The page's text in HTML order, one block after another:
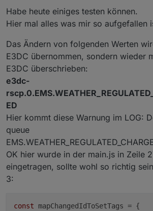
Habe heute einiges testen können.
Hier mal alles was mir so aufgefallen
Das Ändern von folgenden Werten
E3DC übernommen, sondern wieder
E3DC überschrieben:
e3dc-
ED
Hier kommt diese Warnung im LOG:
queue
OK hier wurde in der main.js in Zeile
eingetragen, sollte wohl so richtig
3:
const mapChangedIdToSetTags = {